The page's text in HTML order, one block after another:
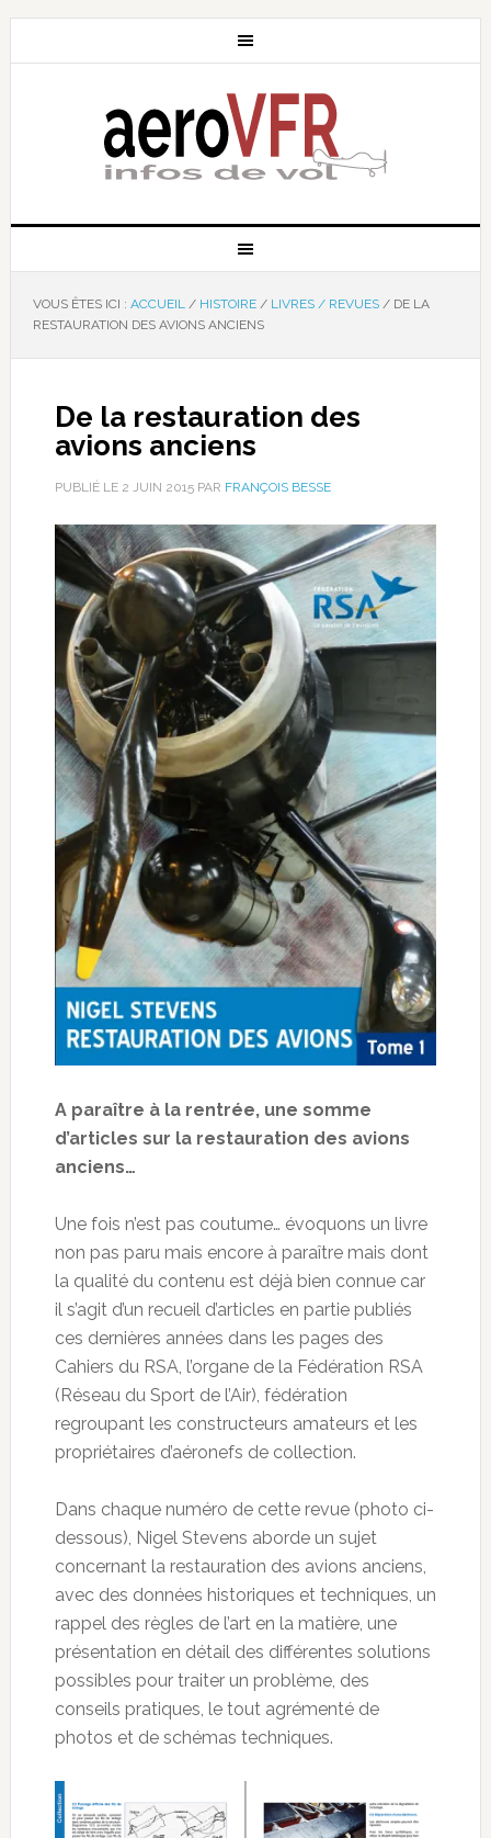
VOUS ÊTES ICI : ACCUEIL / HISTOIRE / LIVRES / REVUES /DE LA
RESTAURATION DES AVIONS ANCIENS
De la restauration des
avions anciens
PUBLIÉ LE 2 JUIN 2015PAR FRANÇOIS BESSE
A paraître à la rentrée, une somme
d’articles sur la restauration des avions
anciens…
Une fois n’est pas coutume… évoquons un livre
non pas paru mais encore à paraître mais dont
la qualité du contenu est déjà bien connue car
il s’agit d’un recueil d’articles en partie publiés
ces dernières années dans les pages des
Cahiers du RSA, l’organe de la Fédération RSA
(Réseau du Sport de l’Air), fédération
regroupant les constructeurs amateurs et les
propriétaires d’aéronefs de collection.
Dans chaque numéro de cette revue (photo ci-
dessous), Nigel Stevens aborde un sujet
concernant la restauration des avions anciens,
avec des données historiques et techniques, un
rappel des règles de l’art en la matière, une
présentation en détail des différentes solutions
possibles pour traiter un problème, des
conseils pratiques, le tout agrémenté de
photos et de schémas techniques.